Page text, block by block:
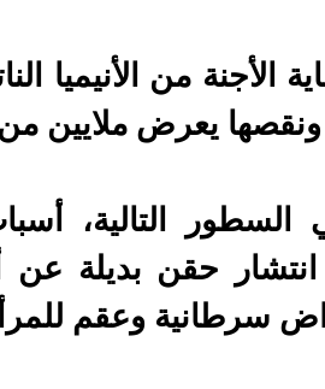
الأجنة من الأنيميا
ونقصها يعرض ملايين
التالية،
حقن بديلة عن
سرطانية وعقم